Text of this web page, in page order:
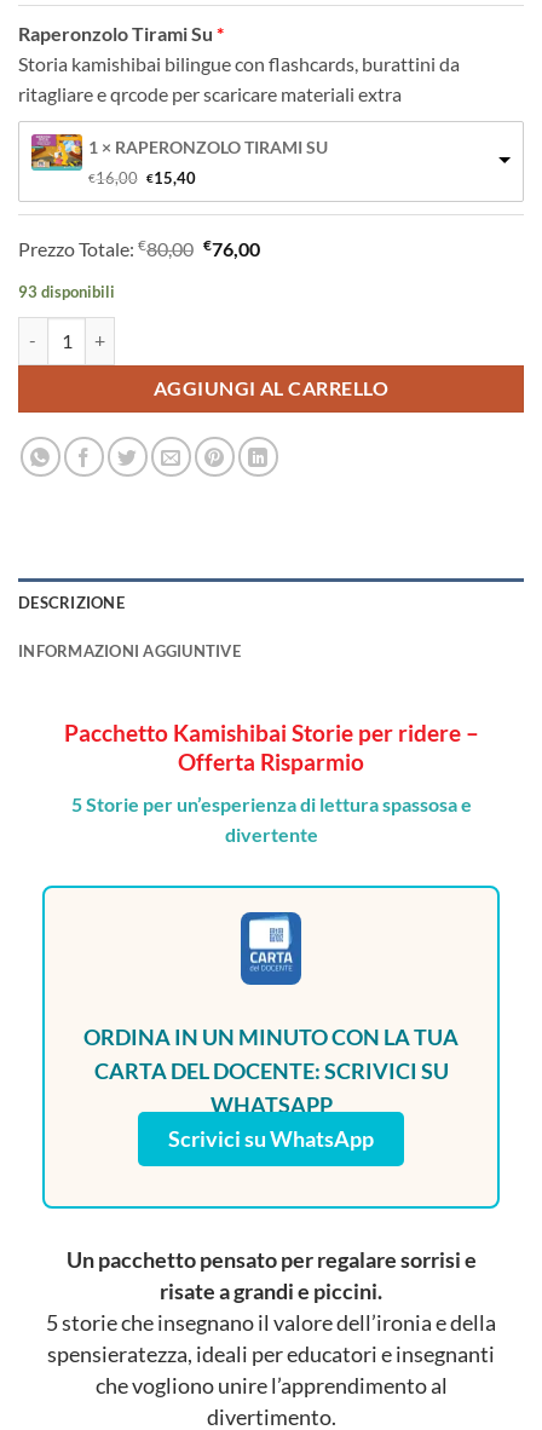
Raperonzolo Tirami Su
Storia kamishibai bilingue con flashcards, burattini da
ritagliare e qrcode per scaricare materiali extra
1 × RAPERONZOLO TIRAMI SU
€16,00 Il
prezzo
originale
era:
€16,00.
€15,40Il
prezzo
attuale
è:
€15,40.
Prezzo Totale: €80,00 €76,00
93 disponibili
AGGIUNGI AL CARRELLO
DESCRIZIONE
INFORMAZIONI AGGIUNTIVE
Pacchetto Kamishibai Storie per ridere –
Offerta Risparmio
5 Storie per un’esperienza di lettura spassosa e
divertente
ORDINA IN UN MINUTO CON LA TUA
CARTA DEL DOCENTE: SCRIVICI SU
WHATSAPP
Scrivici su WhatsApp
Un pacchetto pensato per regalare sorrisi e
risate a grandi e piccini.
5 storie che insegnano il valore dell’ironia e della
spensieratezza, ideali per educatori e insegnanti
che vogliono unire l’apprendimento al
divertimento.